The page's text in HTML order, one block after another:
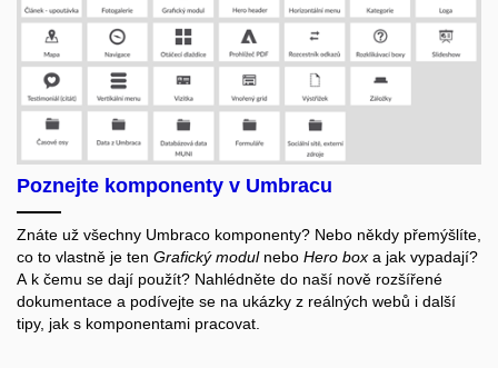
Poznejte komponenty v Umbracu
Znáte už všechny Umbraco komponenty? Nebo někdy přemýšlíte,
co to vlastně je ten Grafický modulnebo Hero box a jak vypadají?
A k čemu se dají použít? Nahlédněte do naší nově rozšířené
dokumentace a podívejte se na ukázky z reálných webů i další
tipy, jak s komponentami pracovat.